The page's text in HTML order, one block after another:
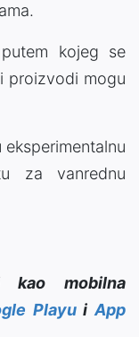
kojeg se
proizvodi mogu
za vanrednu
kao mobilna
PlayuiApp